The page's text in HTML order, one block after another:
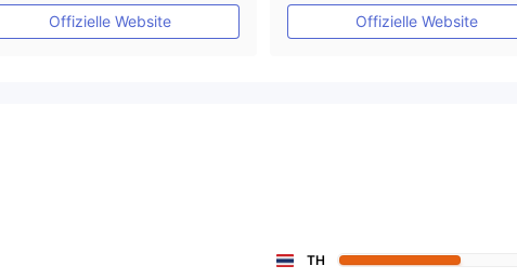
MT4-Volllizenz
Offizielle Website
MT4-Volllizenz
Offizielle Website
TH